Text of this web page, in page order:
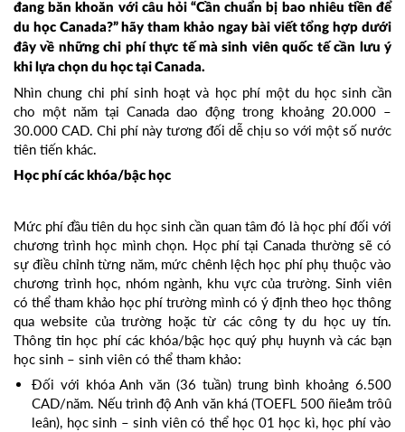
đang băn khoăn với câu hỏi “Cần chuẩn bị bao nhiêu tiền để
du học Canada?” hãy tham khảo ngay bài viết tổng hợp dưới
đây về những chi phí thực tế mà sinh viên quốc tế cần lưu ý
khi lựa chọn du học tại Canada.
Nhìn chung chi phí sinh hoạt và học phí một du học sinh cần
cho một năm tại Canada dao động trong khoảng 20.000 –
30.000 CAD. Chi phí này tương đối dễ chịu so với một số nước
tiên tiến khác.
Học phí các khóa/bậc học
Mức phí đầu tiên du học sinh cần quan tâm đó là học phí đối với
chương trình học mình chọn. Học phí tại Canada thường sẽ có
sự điều chỉnh từng năm, mức chênh lệch học phí phụ thuộc vào
chương trình học, nhóm ngành, khu vực của trường. Sinh viên
có thể tham khảo học phí trường mình có ý định theo học thông
qua website của trường hoặc từ các công ty du học uy tín.
Thông tin học phí các khóa/bậc học quý phụ huynh và các bạn
học sinh – sinh viên có thể tham khảo:
Đối với khóa Anh văn (36 tuần) trung bình khoảng 6.500
CAD/năm. Nếu trình độ Anh văn khá (TOEFL 500 ñieåm trôû
leân), học sinh – sinh viên có thể học 01 học kì, học phí vào